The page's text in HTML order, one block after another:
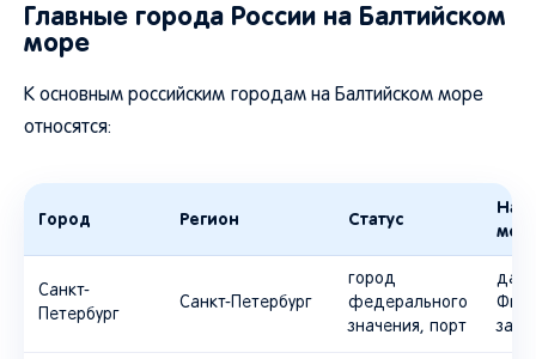
Главные города России на Балтийском
море
К основным российским городам на Балтийском море
относятся:
Город Регион Статус
На
Санкт-
Петербург
Санкт-Петербург
город
федерального
значения, порт
да, у